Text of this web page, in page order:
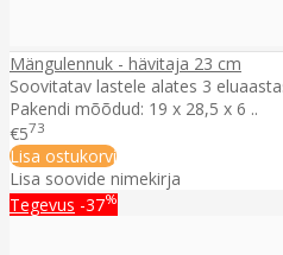
Mängulennuk - hävitaja 23 cm
Soovitatav lastele alates 3
Pakendi mõõdud: 19 x 28,5 x 6 ..
€573
Lisa ostukorvi
Lisa soovide nimekirja
Tegevus -37%